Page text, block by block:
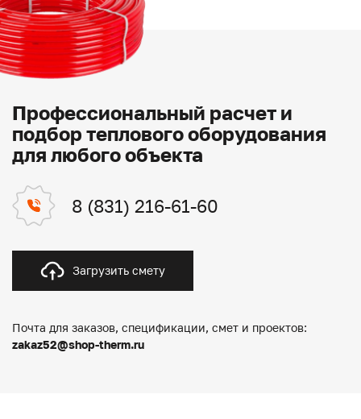
Профессиональный расчет и
подбор теплового оборудования
для любого объекта
8 (831) 216-61-60
Загрузить смету
Почта для заказов, спецификации, смет и проектов:
zakaz52@shop-therm.ru